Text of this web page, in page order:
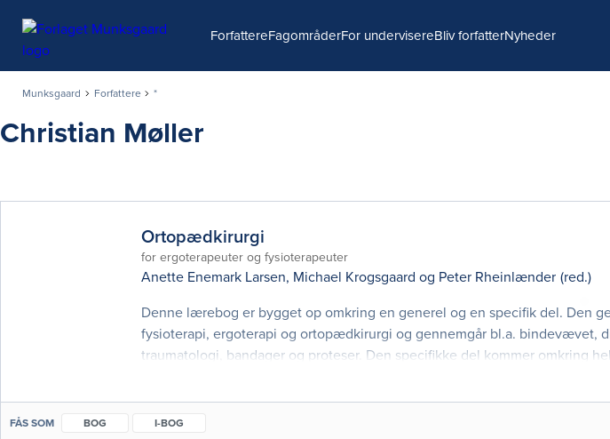
ForfattereFagområderFor undervisereBliv forfatterNyheder
Munksgaard Forfattere *
Christian Møller
Ortopædkirurgi
for ergoterapeuter og fysioterapeuter
Anette Enemark Larsen, Michael Krogsgaard og Peter Rheinlænder (red.)
Denne lærebog er bygget op omkring en generel og en specifik del. Den
fysioterapi, ergoterapi og ortopædkirurgi og gennemgår bl.a. bindevævet,
traumatologi, bandager og proteser. Den specifikke del kommer omkring
FÅS SOM BOG I-BOG